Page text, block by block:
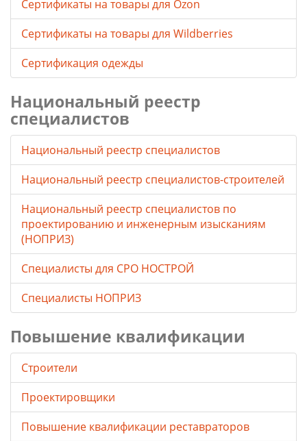
Cертификаты на товары для Ozon
Cертификаты на товары для Wildberries
Сертификация одежды
Национальный реестр
специалистов
Национальный реестр специалистов
Национальный реестр специалистов-строителей
Национальный реестр специалистов по
проектированию и инженерным изысканиям
(НОПРИЗ)
Специалисты для СРО НОСТРОЙ
Специалисты НОПРИЗ
Повышение квалификации
Строители
Проектировщики
Повышение квалификации реставраторов